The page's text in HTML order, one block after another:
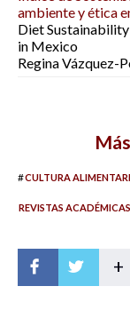
ambiente y ética
Diet
in Mexico
Regina Vázquez-
#CULTURA
REVISTAS ACADÉMICAS
+